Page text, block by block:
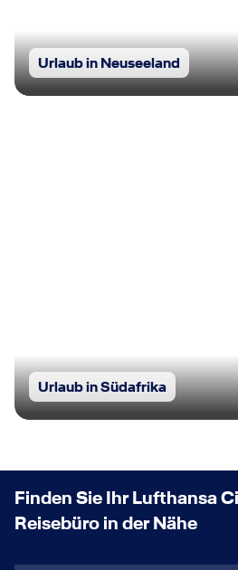
Urlaub in Neuseeland
Urlaub in Südafrika
Finden Sie Ihr Lufthansa
Reisebüro in der Nähe